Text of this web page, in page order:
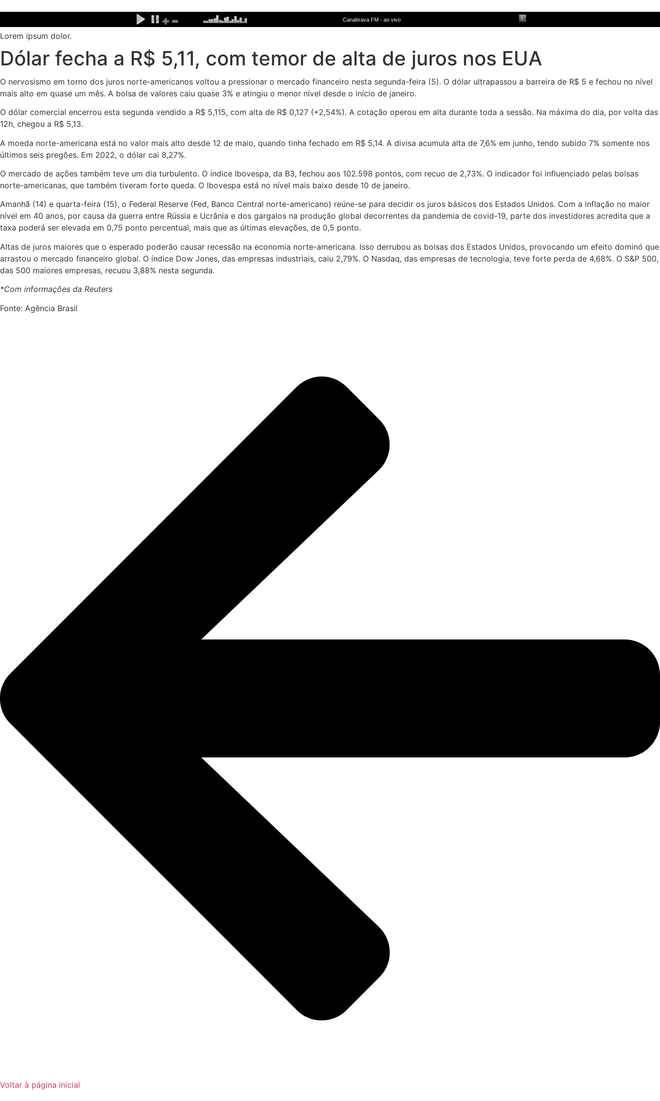
o
conteúdo
Lorem ipsum dolor.
Dólar fecha a R$ 5,11, com temor de alta de juros nos EUA
O nervosismo em torno dos juros norte-americanos voltou a pressionar o mercado financeiro nesta segunda-feira (5). O dólar ultrapassou a barreira de R$ 5 e fechou no nível
mais alto em quase um mês. A bolsa de valores caiu quase 3% e atingiu o menor nível desde o início de janeiro.
O dólar comercial encerrou esta segunda vendido a R$ 5,115, com alta de R$ 0,127 (+2,54%). A cotação operou em alta durante toda a sessão. Na máxima do dia, por volta das
12h, chegou a R$ 5,13.
A moeda norte-americana está no valor mais alto desde 12 de maio, quando tinha fechado em R$ 5,14. A divisa acumula alta de 7,6% em junho, tendo subido 7% somente nos
últimos seis pregões. Em 2022, o dólar cai 8,27%.
O mercado de ações também teve um dia turbulento. O índice Ibovespa, da B3, fechou aos 102.598 pontos, com recuo de 2,73%. O indicador foi influenciado pelas bolsas
norte-americanas, que também tiveram forte queda. O Ibovespa está no nível mais baixo desde 10 de janeiro.
Amanhã (14) e quarta-feira (15), o Federal Reserve (Fed, Banco Central norte-americano) reúne-se para decidir os juros básicos dos Estados Unidos. Com a inflação no maior
nível em 40 anos, por causa da guerra entre Rússia e Ucrânia e dos gargalos na produção global decorrentes da pandemia de covid-19, parte dos investidores acredita que a
taxa poderá ser elevada em 0,75 ponto percentual, mais que as últimas elevações, de 0,5 ponto.
Altas de juros maiores que o esperado poderão causar recessão na economia norte-americana. Isso derrubou as bolsas dos Estados Unidos, provocando um efeito dominó que
arrastou o mercado financeiro global. O índice Dow Jones, das empresas industriais, caiu 2,79%. O Nasdaq, das empresas de tecnologia, teve forte perda de 4,68%. O S&P 500,
das 500 maiores empresas, recuou 3,88% nesta segunda.
*Com informações da Reuters
Fonte: Agência Brasil
Voltar à página inicial